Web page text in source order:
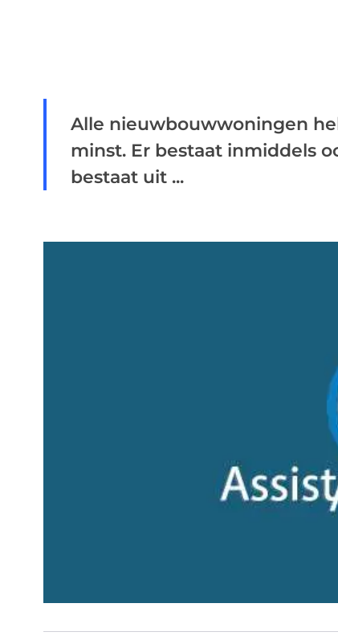
Alle nieuwbouwwoningen
minst. Er bestaat inmiddels
bestaat uit ...